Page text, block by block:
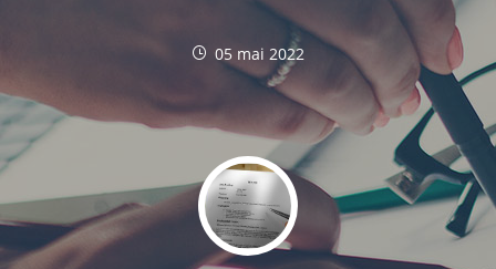
Annuler
05 mai 2022